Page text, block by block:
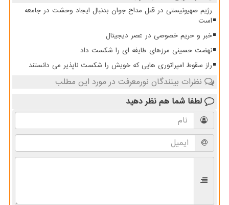
رژیم صهیونیستی در قتل مداح جوان بدنبال ایجاد وحشت در جامعه
است
خبر و حریم خصوصی در عصر دیجیتال
نهضت حسینی مرزهای طایفه ای را شکست داد
راز سقوط امپراتوری هایی که خویش را شکست ناپذیر می دانستند
نظرات بینندگان نورمعرفت در مورد این مطلب
لطفا شما هم نظر دهید